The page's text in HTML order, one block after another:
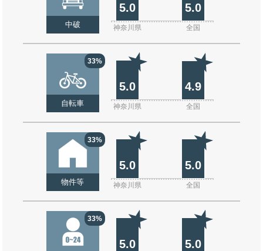
中破
5.0 5.0
神奈川県 全国
33%
自転車
5.0 4.9
神奈川県 全国
33%
物件等
5.0 5.0
神奈川県 全国
33%
5.0 5.0